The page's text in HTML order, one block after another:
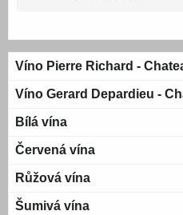
Víno Pierre Richard -
Víno Gerard Depardieu -
Bílá vína
Červená vína
Růžová vína
Šumivá vína